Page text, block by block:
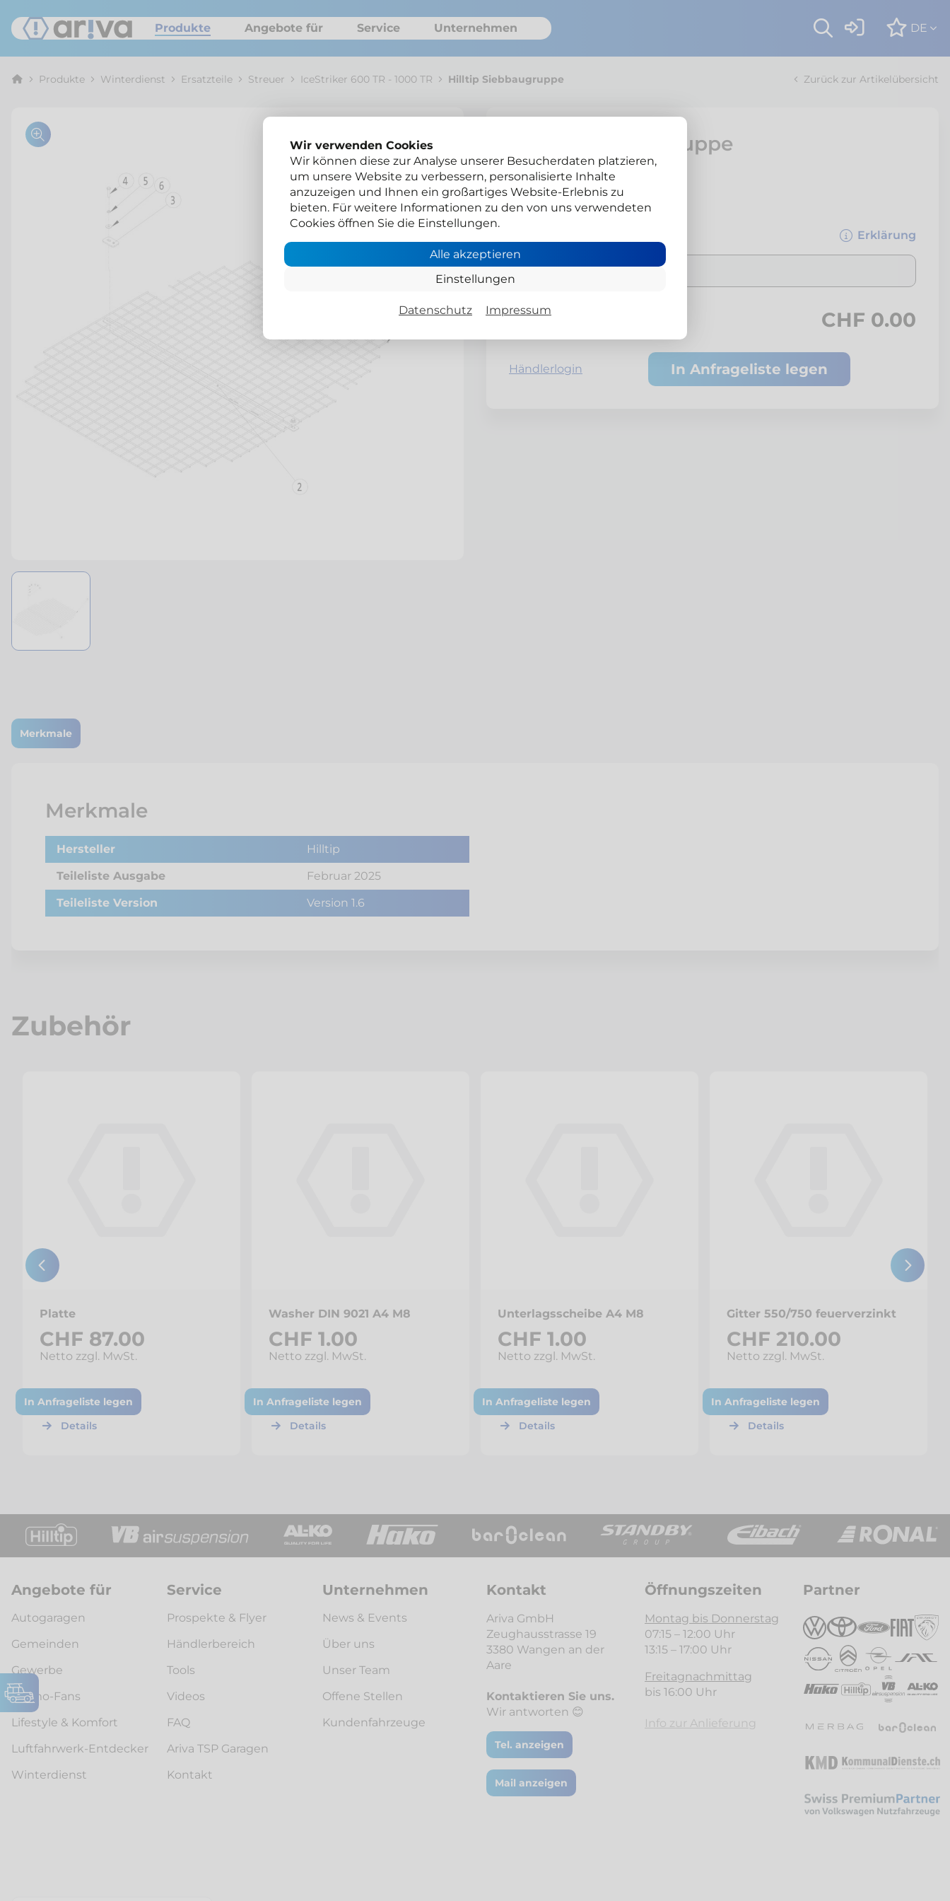
Produkte Angebote für Service Unternehmen DE
Produkte Winterdienst Ersatzteile Streuer IceStriker 600 TR - 1000 TR Hilltip Siebbaugruppe Zurück zur Artikelübersicht
Zubehör
Platte
CHF 87.00
Netto zzgl. MwSt.
In Anfrageliste legen
Details
Washer DIN 9021 A4 M8
CHF 1.00
Netto zzgl. MwSt.
In Anfrageliste legen
Details
Unterlagsscheibe A4 M8
CHF 1.00
Netto zzgl. MwSt.
In Anfrageliste legen
Details
Gitter 550/750 feuerverzinkt
CHF 210.00
Netto zzgl. MwSt.
In Anfrageliste legen
Details
Hilltip Siebbaugruppe
Erklärung
Teile-Finder
Gesamtpreis
CHF 0.00
Händlerlogin In Anfrageliste legen
Merkmale
Merkmale
Hersteller
Hilltip
Teileliste Ausgabe
Februar 2025
Teileliste Version
Version 1.6
Angebote für
Autogaragen
Gemeinden
Gewerbe
Womo-Fans
Lifestyle & Komfort
Luftfahrwerk-Entdecker
Winterdienst
Service
Prospekte & Flyer
Händlerbereich
Tools
Videos
FAQ
Ariva TSP Garagen
Kontakt
Unternehmen
News & Events
Über uns
Unser Team
Offene Stellen
Kunden­fahrzeuge
Kontakt
Ariva GmbH
Zeughausstrasse 19
3380 Wangen an der
Aare
Kontaktieren Sie uns.
Wir antworten 😊
Tel. anzeigen
Mail anzeigen
Öffnungszeiten
Montag bis Donnerstag
07:15 – 12:00 Uhr
13:15 – 17:00 Uhr
Freitagnachmittag
bis 16:00 Uhr
Info zur Anlieferung
Partner
Wir verwenden Cookies
Wir können diese zur Analyse unserer Besucherdaten platzieren,
um unsere Website zu verbessern, personalisierte Inhalte
anzuzeigen und Ihnen ein großartiges Website-Erlebnis zu
bieten. Für weitere Informationen zu den von uns verwendeten
Cookies öffnen Sie die Einstellungen.
Alle akzeptieren
Einstellungen
Datenschutz Impressum